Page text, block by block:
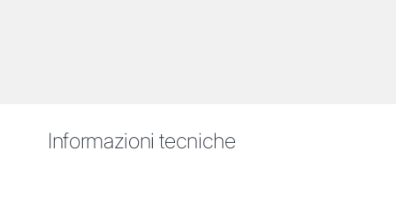
Informazioni tecniche